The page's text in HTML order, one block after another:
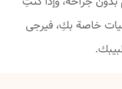
خاصة بكِ، فيرجى